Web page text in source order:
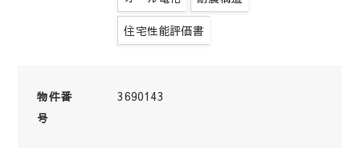
住宅性能評価書
物件番
号
3690143